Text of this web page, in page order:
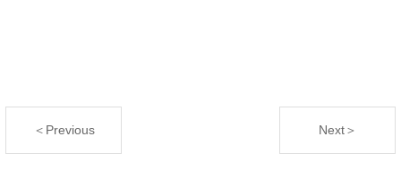
＜Previous Next＞